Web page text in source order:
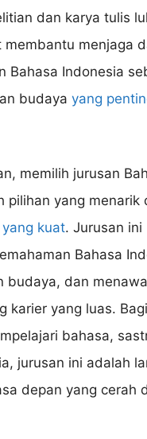
dan karya tulis
membantu menjaga
Bahasa Indonesia
budaya yang
memilih jurusan
pilihan yang menarik
yang kuat. Jurusan ini
Bahasa
budaya, dan
karier yang luas.
bahasa,
jurusan ini adalah
depan yang cerah